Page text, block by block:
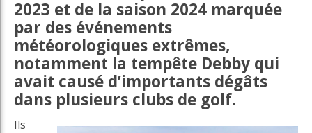
2023 et de la saison 2024 marquée
par des événements
météorologiques extrêmes,
notamment la tempête Debby qui
avait causé d’importants dégâts
dans plusieurs clubs de golf.
Ils